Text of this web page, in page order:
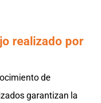
realizado por
de
garantizan la